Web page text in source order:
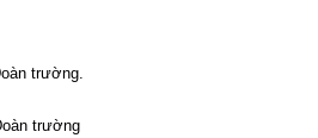
trường.
trường